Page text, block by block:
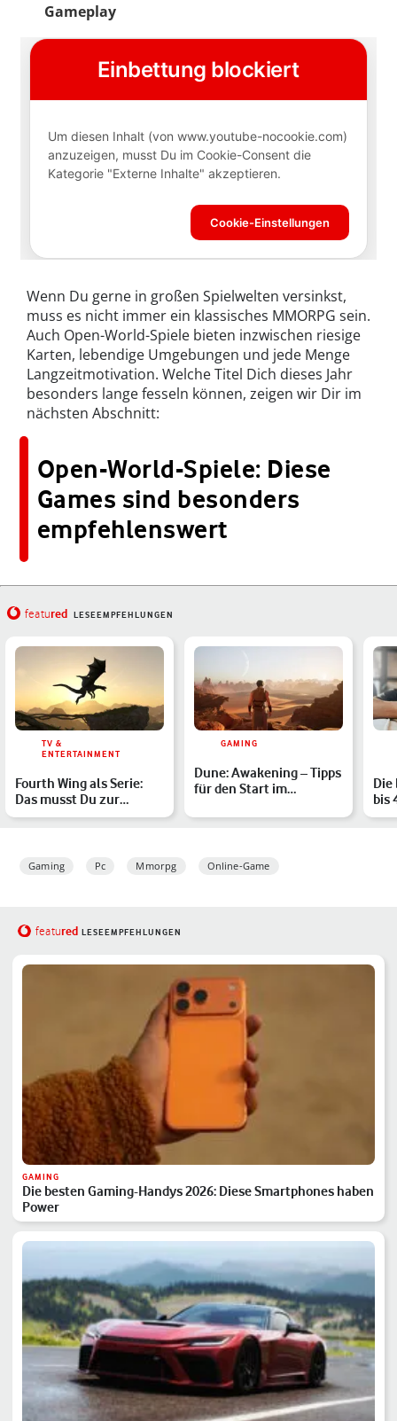
Gameplay
Wenn Du gerne in großen Spielwelten versinkst,
muss es nicht immer ein klassisches MMORPG sein.
Auch Open-World-Spiele bieten inzwischen riesige
Karten, lebendige Umgebungen und jede Menge
Langzeitmotivation. Welche Titel Dich dieses Jahr
besonders lange fesseln können, zeigen wir Dir im
nächsten Abschnitt:
Open-World-Spiele: Diese
Games sind besonders
empfehlenswert
featured LESEEMPFEHLUNGEN
TV &
ENTERTAINMENT
Fourth Wing als Serie:
Das musst Du zur
Buchverfilmung wissen
GAMING
Dune: Awakening – Tipps
für den Start im
Die
bis
Gaming Pc Mmorpg Online-Game
featured LESEEMPFEHLUNGEN
GAMING
Die besten Gaming-Handys 2026: Diese Smartphones haben
Power